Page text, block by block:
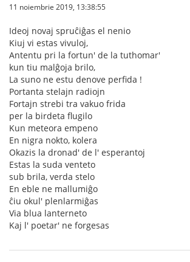
11 noiembrie 2019, 13:38:55
Ideoj novaj spruĉiĝas el nenio
Kiuj vi estas vivuloj,
Antentu pri la fortun' de la tuthomar'
kun tiu malĝoja brilo,
La suno ne estu denove perfida !
Portanta stelajn radiojn
Fortajn strebi tra vakuo frida
per la birdeta flugilo
Kun meteora empeno
En nigra nokto, kolera
Okazis la dronad' de l' esperantoj
Estas la suda venteto
sub brila, verda stelo
En eble ne mallumiĝo
ĉiu okul' plenlarmiĝas
Via blua lanterneto
Kaj l' poetar' ne forgesas